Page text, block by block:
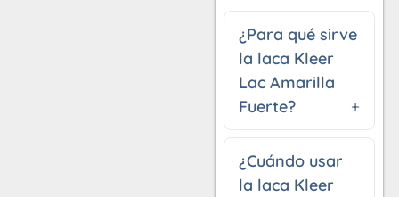
¿Para qué sirve
la laca Kleer
Lac Amarilla
Fuerte?
¿Cuándo usar
la laca Kleer